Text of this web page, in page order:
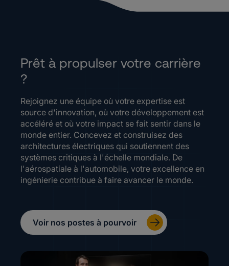
Prêt à propulser votre carrière
?
Rejoignez une équipe où votre expertise est
source d'innovation, où votre développement est
accéléré et où votre impact se fait sentir dans le
monde entier. Concevez et construisez des
architectures électriques qui soutiennent des
systèmes critiques à l'échelle mondiale. De
l'aérospatiale à l'automobile, votre excellence en
ingénierie contribue à faire avancer le monde.
Voir nos postes à pourvoir